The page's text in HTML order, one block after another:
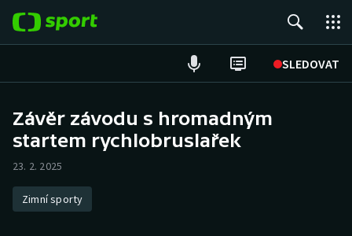
SLEDOVAT
Hokej
Atletika
Závěr závodu s hromadným
startem rychlobruslařek
23. 2. 2025
Zimní sporty